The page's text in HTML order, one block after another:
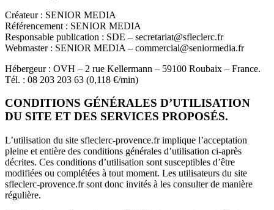
Créateur : SENIOR MEDIA
Référencement : SENIOR MEDIA
Responsable publication : SDE – secretariat@sfleclerc.fr
Webmaster : SENIOR MEDIA – commercial@seniormedia.fr
Hébergeur : OVH – 2 rue Kellermann – 59100 Roubaix – France.
Tél. : 08 203 203 63 (0,118 €/min)
CONDITIONS GÉNÉRALES D’UTILISATION
DU SITE ET DES SERVICES PROPOSÉS.
L’utilisation du site sfleclerc-provence.fr implique l’acceptation
pleine et entière des conditions générales d’utilisation ci-après
décrites. Ces conditions d’utilisation sont susceptibles d’être
modifiées ou complétées à tout moment. Les utilisateurs du site
sfleclerc-provence.fr sont donc invités à les consulter de manière
régulière.